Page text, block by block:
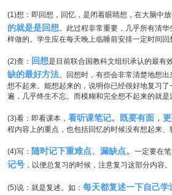
(1)想：即回想，回忆，是闭着眼睛想，在大脑中放
的就是是回想。此过程非常重要，几乎所有清
样做的。学生应在每天晚上临睡前安排一定时间回
(2)查： 回想是目前联合国教科文组织承认的最有
缺的最好方法。回想时，有些会非常清楚地想
想不起来。能想起来的，说明你已经很好地复习
遍，几乎终生不忘。而模糊和完全想不起来的就是
(3)看：即看课本， 看听课笔记。既要有面，
程内容上的重点，也包括回忆的时候没有想起来、
(4)写： 随时记下重难点、漏缺点。 一定要在
记号 ，以便总复习的时候，注意复习这部分内容。
(5)说：就是复述。如： 每天都复述一下自己